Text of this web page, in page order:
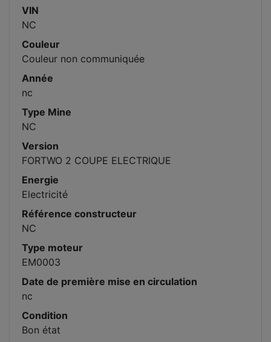
VIN
NC
Couleur
Couleur non communiquée
Année
nc
Type Mine
NC
Version
FORTWO 2 COUPE ELECTRIQUE
Energie
Electricité
Référence constructeur
NC
Type moteur
EM0003
Date de première mise en circulation
nc
Condition
Bon état